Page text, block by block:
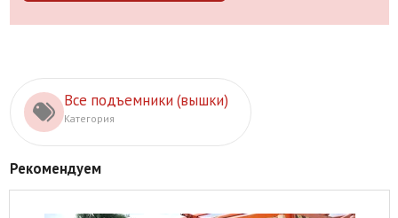
Все подъемники (вышки)
Категория
Рекомендуем